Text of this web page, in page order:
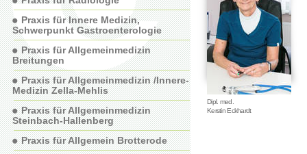
Dipl. med.
Kerstin Eckhardt
Praxis für Innere Medizin,
Schwerpunkt Gastroenterologie
Praxis für Allgemeinmedizin
Breitungen
Praxis für Allgemeinmedizin /Innere-
Medizin Zella-Mehlis
Praxis für Allgemeinmedizin
Steinbach-Hallenberg
Praxis für Allgemein Brotterode